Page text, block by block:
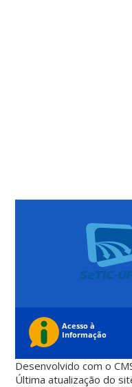
Desenvolvido com o
Última atualização do